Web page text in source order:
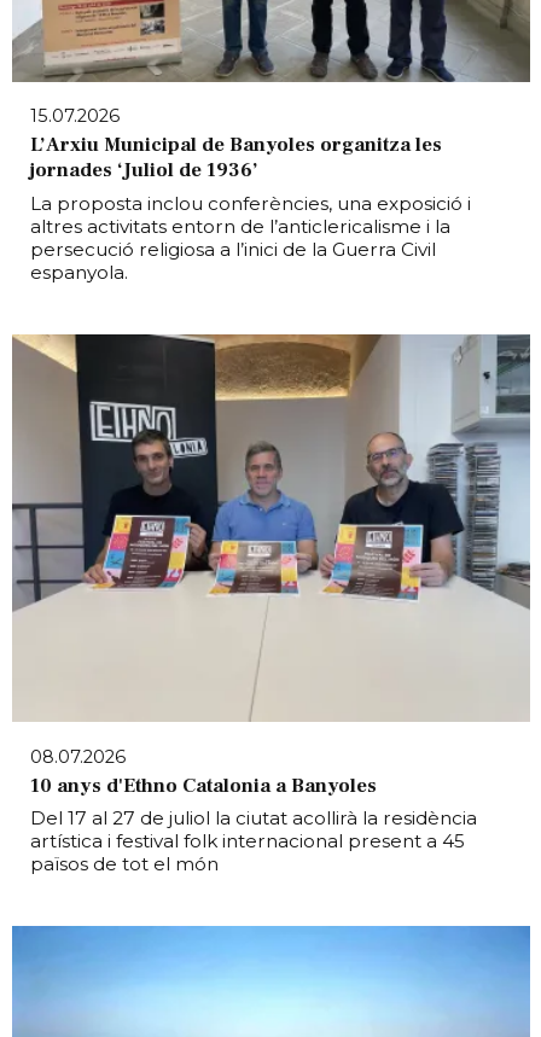
15.07.2026
L’Arxiu Municipal de Banyoles organitza les
jornades ‘Juliol de 1936’
La proposta inclou conferències, una exposició i
altres activitats entorn de l’anticlericalisme i la
persecució religiosa a l’inici de la Guerra Civil
espanyola.
08.07.2026
10 anys d'Ethno Catalonia a Banyoles
Del 17 al 27 de juliol la ciutat acollirà la residència
artística i festival folk internacional present a 45
països de tot el món